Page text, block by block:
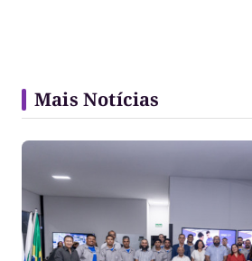
Mais Notícias